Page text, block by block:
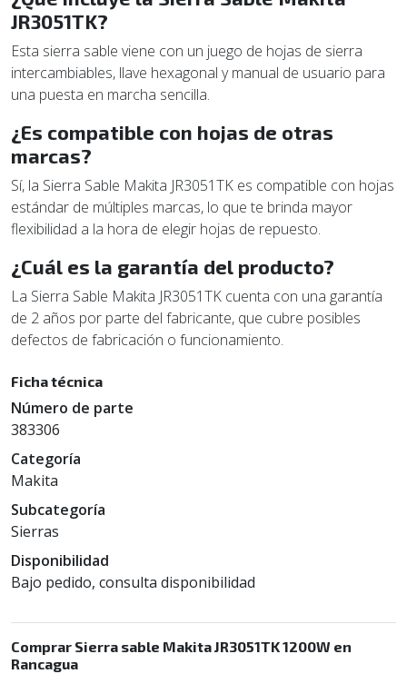
JR3051TK?
Esta sierra sable viene con un juego de hojas de sierra
intercambiables, llave hexagonal y manual de usuario para
una puesta en marcha sencilla.
¿Es compatible con hojas de otras
marcas?
Sí, la Sierra Sable Makita JR3051TK es compatible con hojas
estándar de múltiples marcas, lo que te brinda mayor
flexibilidad a la hora de elegir hojas de repuesto.
¿Cuál es la garantía del producto?
La Sierra Sable Makita JR3051TK cuenta con una garantía
de 2 años por parte del fabricante, que cubre posibles
defectos de fabricación o funcionamiento.
Ficha técnica
Número de parte
383306
Categoría
Makita
Subcategoría
Sierras
Disponibilidad
Bajo pedido, consulta disponibilidad
Comprar Sierra sable Makita JR3051TK 1200W en
Rancagua